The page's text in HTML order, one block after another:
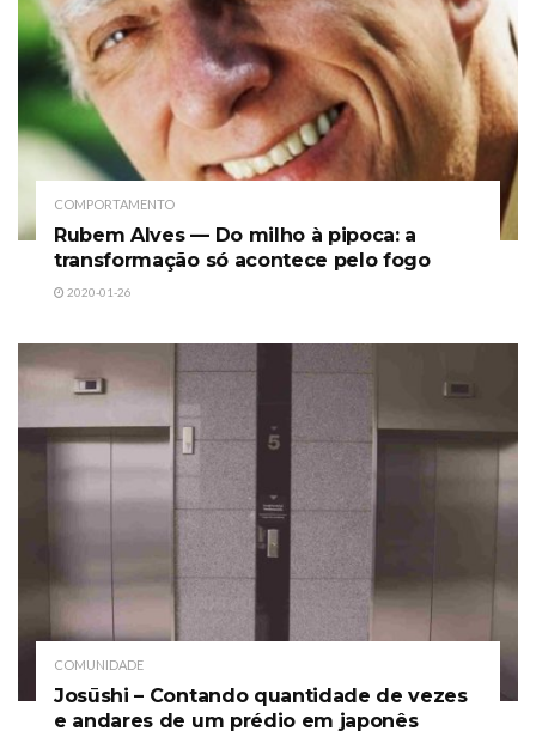
COMPORTAMENTO
Rubem Alves — Do milho à pipoca: a
transformação só acontece pelo fogo
2020-01-26
COMUNIDADE
Josūshi – Contando quantidade de vezes
e andares de um prédio em japonês